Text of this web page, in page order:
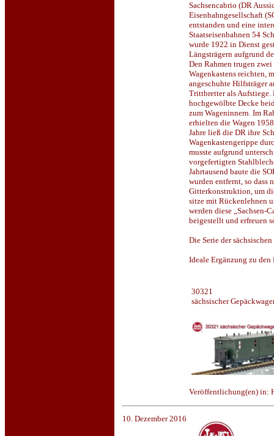
Sachsencabrio (DR
Eisenbahngesellschaft
entstanden und eine
Staatseisenbahnen 54
wurde 1922 in Dienst
Längsträgern aufgrund
Den Rahmen trugen
Wagenkastens reichten,
angeschuhte Hilfsträger
Trittbretter als Aufstiege.
hochgewölbte Decke
zum Wageninnern. Im
erhielten die Wagen
Jahre ließ die DR ihre
Wagenkastengerippe
musste aufgrund
vorgefertigten
Jahrtausend baute die
wurden entfernt, so dass
Gitterkonstruktion, um
sitze mit Rückenlehnen
werden diese „Sachsen-
beigestellt und erfreuen
Die Serie der
Ideale Ergänzung zu
30321
sächsischer
Veröffentlichung(en) in:
10. Dezember 2016